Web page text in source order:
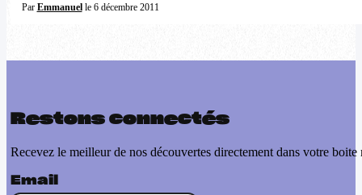
Par Emmanuelle 6 décembre 2011
Restons connectés
Recevez le meilleur de nos découvertes directement dans votre boite
Email